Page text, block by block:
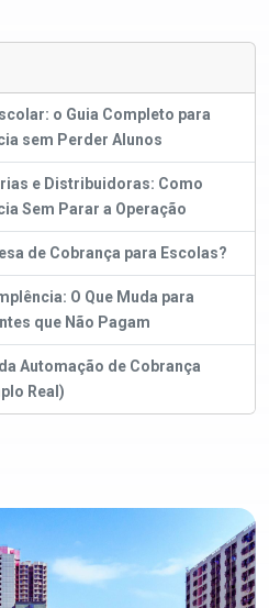
o Guia Completo para
sem Perder Alunos
e Distribuidoras: Como
Sem Parar a Operação
de Cobrança para Escolas?
O Que Muda para
que Não Pagam
Automação de Cobrança
Real)